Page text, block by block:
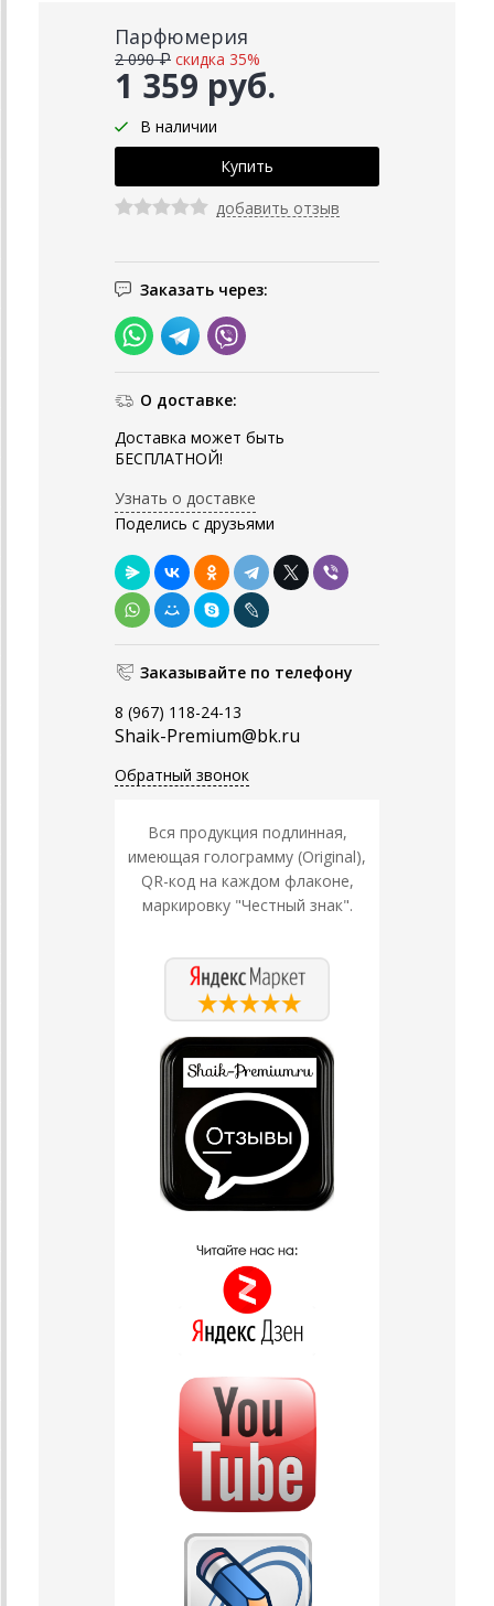
Парфюмерия
1 359 руб.
2 090 ₽ скидка 35%
В наличии
добавить отзыв
Заказать через:
О доставке:
Доставка может быть
БЕСПЛАТНОЙ!
Узнать о доставке
Поделись с друзьями
Заказывайте по телефону
8 (967) 118-24-13
Shaik-Premium@bk.ru
Обратный звонок
Вся продукция подлинная,
имеющая голограмму (Original),
QR-код на каждом флаконе,
маркировку "Честный знак".